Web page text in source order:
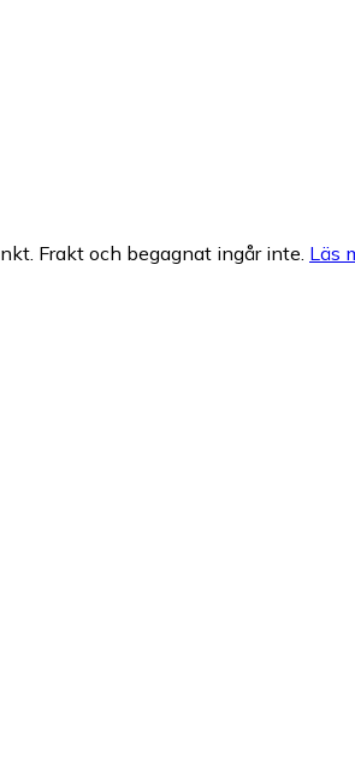
Frakt och begagnat ingår inte. Läs